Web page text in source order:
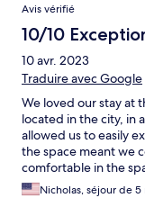
Avis vérifié
10/10
10 avr. 2023
Traduire avec Google
We loved our stay at
located in the city, in
allowed us to easily
the space meant we
comfortable in the
was also very
Nicholas, séjour de 5